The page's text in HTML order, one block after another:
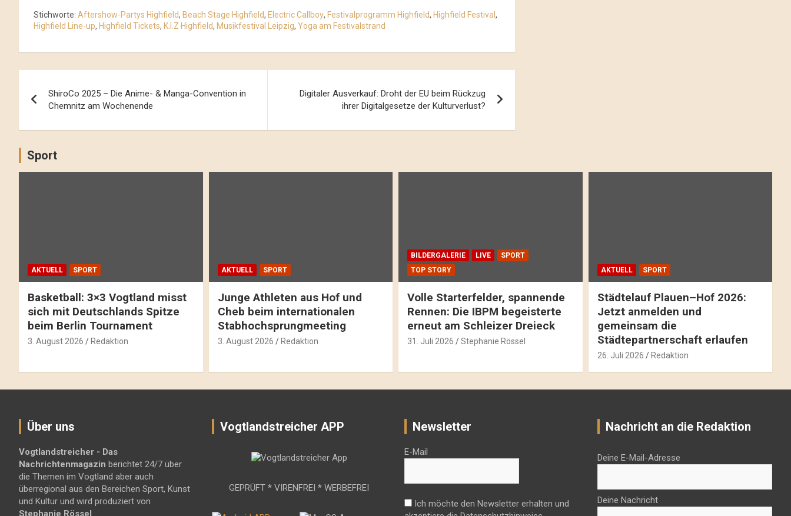
Stichworte: Aftershow-Partys Highfield, Beach Stage Highfield, Electric Callboy, Festivalprogramm Highfield, Highfield Festival,
Highfield Line-up, Highfield Tickets, K.I.Z Highfield, Musikfestival Leipzig, Yoga am Festivalstrand
Navigation
ShiroCo 2025 – Die Anime- & Manga-Convention in
Chemnitz am Wochenende
Digitaler Ausverkauf: Droht der EU beim Rückzug
ihrer Digitalgesetze der Kulturverlust?
Sport
AKTUELL SPORT
Basketball: 3×3 Vogtland misst
sich mit Deutschlands Spitze
beim Berlin Tournament
3. August 2026 Redaktion
AKTUELL SPORT
Junge Athleten aus Hof und
Cheb beim internationalen
Stabhochsprungmeeting
3. August 2026 Redaktion
BILDERGALERIE LIVE
SPORT
TOP STORY
Volle Starterfelder, spannende
Rennen: Die IBPM begeisterte
erneut am Schleizer Dreieck
31. Juli 2026 Stephanie Rössel
AKTUELL SPORT
Städtelauf Plauen–Hof 2026:
Jetzt anmelden und
gemeinsam die
Städtepartnerschaft erlaufen
26. Juli 2026 Redaktion
Über uns
Vogtlandstreicher - Das
Nachrichtenmagazin berichtet 24/7 über
die Themen im Vogtland aber auch
überregional aus den Bereichen Sport, Kunst
und Kultur und wird produziert von
Stephanie Rössel
Vogtlandstreicher APP
GEPRÜFT * VIRENFREI * WERBEFREI
Newsletter
E-Mail
Ich möchte den Newsletter erhalten und
Nachricht an die Redaktion
Deine E-Mail-Adresse
Deine Nachricht